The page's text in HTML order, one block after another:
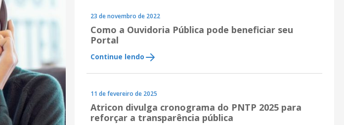
23 de novembro de 2022
Como a Ouvidoria Pública pode beneficiar seu
Portal
Continue lendo
11 de fevereiro de 2025
Atricon divulga cronograma do PNTP 2025 para
reforçar a transparência pública